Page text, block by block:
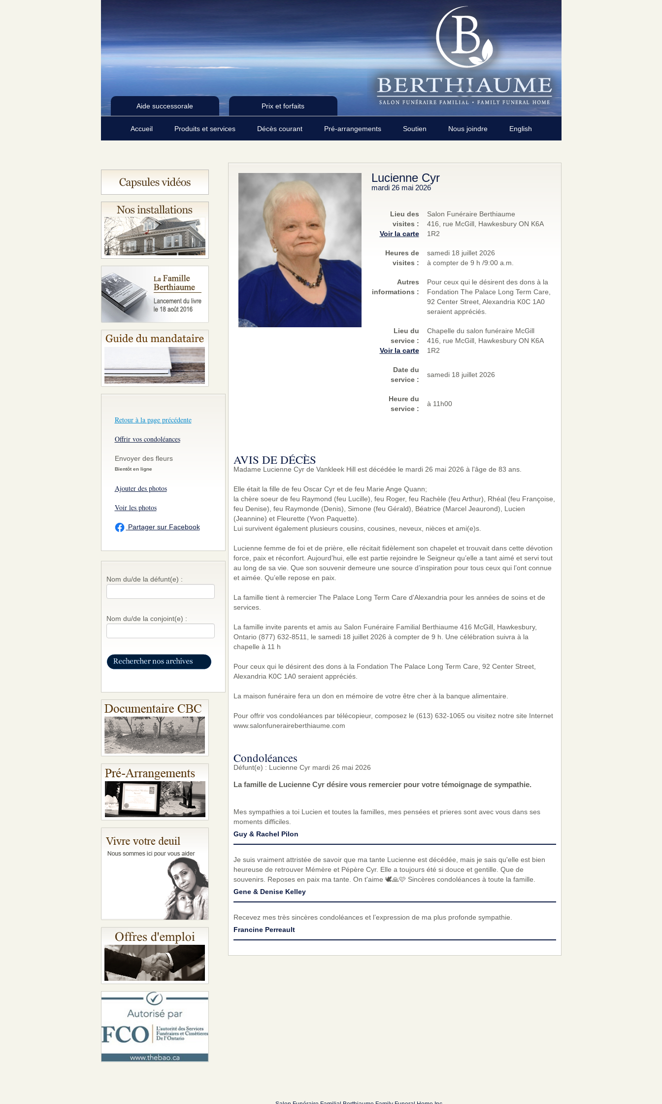
Aide successorale Prix et forfaits
Accueil Produits et services Décès courant Pré-arrangements Soutien Nous joindre English
Retour à la page précédente
Offrir vos condoléances
Envoyer des fleurs
Bientôt en ligne
Ajouter des photos
Voir les photos
Partager sur Facebook
Nom du/de la défunt(e) :
Nom du/de la conjoint(e) :
Lucienne Cyr
mardi 26 mai 2026
Lieu des
visites :
Voir la carte
Salon Funéraire Berthiaume
416, rue McGill, Hawkesbury ON K6A
1R2
Heures de
visites :
samedi 18 juillet 2026
à compter de 9 h /9:00 a.m.
Autres
informations :
Pour ceux qui le désirent des dons à la
Fondation The Palace Long Term Care,
92 Center Street, Alexandria K0C 1A0
seraient appréciés.
Lieu du
service :
Voir la carte
Chapelle du salon funéraire McGill
416, rue McGill, Hawkesbury ON K6A
1R2
Date du
service :
samedi 18 juillet 2026
Heure du
service :
à 11h00
AVIS DE DÉCÈS
Madame Lucienne Cyr de Vankleek Hill est décédée le mardi 26 mai 2026 à l'âge de 83 ans.
Elle était la fille de feu Oscar Cyr et de feu Marie Ange Quann;
la chère soeur de feu Raymond (feu Lucille), feu Roger, feu Rachèle (feu Arthur), Rhéal (feu Françoise,
feu Denise), feu Raymonde (Denis), Simone (feu Gérald), Béatrice (Marcel Jeaurond), Lucien
(Jeannine) et Fleurette (Yvon Paquette).
Lui survivent également plusieurs cousins, cousines, neveux, nièces et ami(e)s.
Lucienne femme de foi et de prière, elle récitait fidèlement son chapelet et trouvait dans cette dévotion
force, paix et réconfort. Aujourd’hui, elle est partie rejoindre le Seigneur qu’elle a tant aimé et servi tout
au long de sa vie. Que son souvenir demeure une source d’inspiration pour tous ceux qui l’ont connue
et aimée. Qu’elle repose en paix.
La famille tient à remercier The Palace Long Term Care d'Alexandria pour les années de soins et de
services.
La famille invite parents et amis au Salon Funéraire Familial Berthiaume 416 McGill, Hawkesbury,
Ontario (877) 632-8511, le samedi 18 juillet 2026 à compter de 9 h. Une célébration suivra à la
chapelle à 11 h
Pour ceux qui le désirent des dons à la Fondation The Palace Long Term Care, 92 Center Street,
Alexandria K0C 1A0 seraient appréciés.
La maison funéraire fera un don en mémoire de votre être cher à la banque alimentaire.
Pour offrir vos condoléances par télécopieur, composez le (613) 632-1065 ou visitez notre site Internet
www.salonfuneraireberthiaume.com
Condoléances
Défunt(e) : Lucienne Cyr mardi 26 mai 2026
La famille de Lucienne Cyr désire vous remercier pour votre témoignage de sympathie.
Mes sympathies a toi Lucien et toutes la familles, mes pensées et prieres sont avec vous dans ses
moments difficiles.
Guy & Rachel Pilon
Je suis vraiment attristée de savoir que ma tante Lucienne est décédée, mais je sais qu'elle est bien
heureuse de retrouver Mémère et Pépère Cyr. Elle a toujours été si douce et gentille. Que de
souvenirs. Reposes en paix ma tante. On t'aime 🕊🙏🩷 Sincères condoléances à toute la famille.
Gene & Denise Kelley
Recevez mes très sincères condoléances et l’expression de ma plus profonde sympathie.
Francine Perreault